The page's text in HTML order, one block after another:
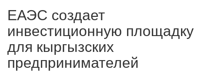
ЕАЭС создает
инвестиционную площадку
для кыргызских
предпринимателей